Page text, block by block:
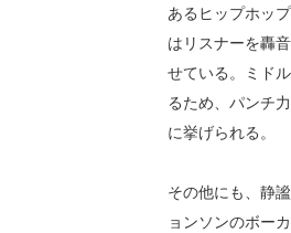
あるヒップホッ
はリスナーを轟
せている。ミド
るため、パンチ
に挙げられる。
その他にも、静
ョンソンのボー